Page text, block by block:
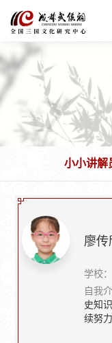
小小讲解
廖传
学校：
自我
史知
续努